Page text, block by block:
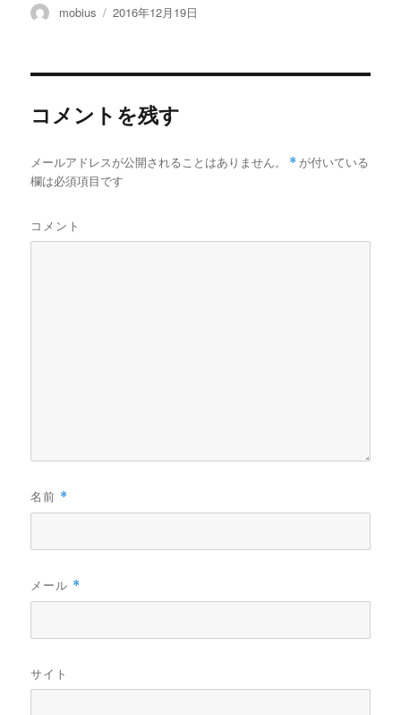
投
mobius
投
2016年12月19日
コメントを残す
メールアドレスが公開されることはありません。 * が付いている
欄は必須項目です
コメント
名前 *
メール *
サイト